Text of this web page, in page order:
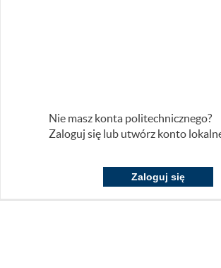
Nie masz konta politechnicznego?
Zaloguj się lub utwórz konto
Zaloguj się